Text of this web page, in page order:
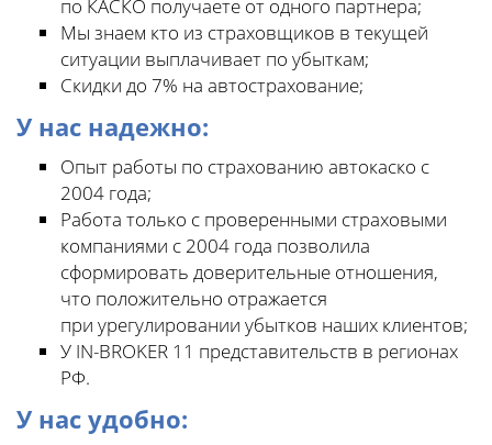
по КАСКО получаете от одного партнера;
Мы знаем кто из страховщиков в текущей
ситуации выплачивает по убыткам;
Скидки до 7% на автострахование;
У нас надежно:
Опыт работы по страхованию автокаско с
2004 года;
Работа только с проверенными страховыми
компаниями с 2004 года позволила
сформировать доверительные отношения,
что положительно отражается
при урегулировании убытков наших клиентов;
У IN-BROKER 11 представительств в регионах
РФ.
У нас удобно: